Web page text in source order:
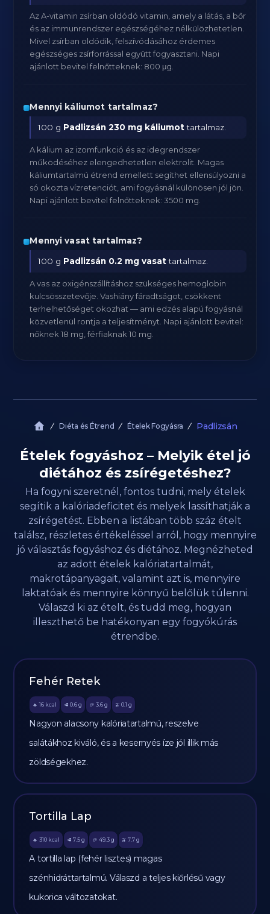
Az A-vitamin zsírban oldódó vitamin, amely a látás, a bőr
és az immunrendszer egészségéhez nélkülözhetetlen.
Mivel zsírban oldódik, felszívódásához érdemes
egészséges zsírforrással együtt fogyasztani. Napi
ajánlott bevitel felnőtteknek: 800 μg.
Mennyi káliumot tartalmaz?
100 g Padlizsán 230 mg káliumottartalmaz.
A kálium az izomfunkció és az idegrendszer
működéséhez elengedhetetlen elektrolit. Magas
káliumtartalmú étrend emellett segíthet ellensúlyozni a
só okozta vízretenciót, ami fogyásnál különösen jól jön.
Napi ajánlott bevitel felnőtteknek: 3500 mg.
Mennyi vasat tartalmaz?
100 g Padlizsán 0.2 mg vasattartalmaz.
A vas az oxigénszállításhoz szükséges hemoglobin
kulcsösszetevője. Vashiány fáradtságot, csökkent
terhelhetőséget okozhat — ami edzés alapú fogyásnál
közvetlenül rontja a teljesítményt. Napi ajánlott bevitel:
nőknek 18 mg, férfiaknak 10 mg.
Diéta és Étrend Ételek Fogyásra Padlizsán
Ételek fogyáshoz – Melyik étel jó
diétához és zsírégetéshez?
Ha fogyni szeretnél, fontos tudni, mely ételek
segítik a kalóriadeficitet és melyek lassíthatják a
zsírégetést. Ebben a listában több száz ételt
találsz, részletes értékeléssel arról, hogy mennyire
jó választás fogyáshoz és diétához. Megnézheted
az adott ételek kalóriatartalmát,
makrotápanyagait, valamint azt is, mennyire
laktatóak és mennyire könnyű belőlük túlenni.
Válaszd ki az ételt, és tudd meg, hogyan
illeszthető be hatékonyan egy fogyókúrás
étrendbe.
Fehér Retek
🔥 16 kcal 🥩 0.6 g 🥔 3.6g 🫒 0.1 g
Nagyon alacsony kalóriatartalmú, reszelve
salátákhoz kiváló, és a kesernyés íze jól illik más
zöldségekhez.
Tortilla Lap
🔥 310 kcal 🥩 7.5 g 🥔 49.3g 🫒 7.7 g
A tortilla lap (fehér lisztes) magas
szénhidráttartalmú. Válaszd a teljes kiőrlésű vagy
kukorica változatokat.